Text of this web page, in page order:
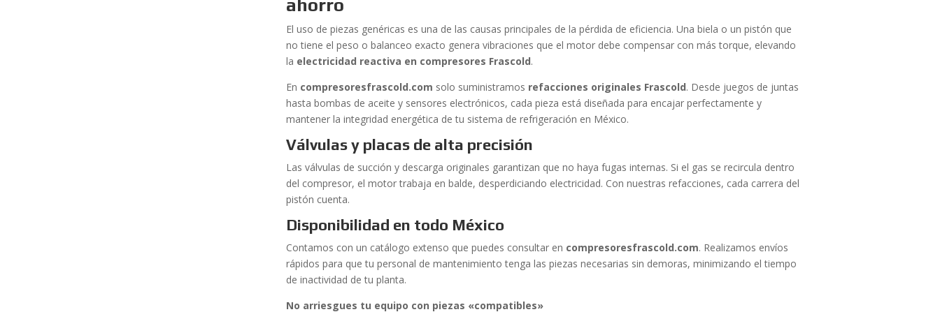
ahorro
El uso de piezas genéricas es una de las causas principales de la pérdida de eficiencia. Una biela o un pistón que
no tiene el peso o balanceo exacto genera vibraciones que el motor debe compensar con más torque, elevando
la electricidad reactiva en compresores Frascold.
En compresoresfrascold.com solo suministramos refacciones originales Frascold. Desde juegos de juntas
hasta bombas de aceite y sensores electrónicos, cada pieza está diseñada para encajar perfectamente y
mantener la integridad energética de tu sistema de refrigeración en México.
Válvulas y placas de alta precisión
Las válvulas de succión y descarga originales garantizan que no haya fugas internas. Si el gas se recircula dentro
del compresor, el motor trabaja en balde, desperdiciando electricidad. Con nuestras refacciones, cada carrera del
pistón cuenta.
Disponibilidad en todo México
Contamos con un catálogo extenso que puedes consultar en compresoresfrascold.com. Realizamos envíos
rápidos para que tu personal de mantenimiento tenga las piezas necesarias sin demoras, minimizando el tiempo
de inactividad de tu planta.
No arriesgues tu equipo con piezas «compatibles»